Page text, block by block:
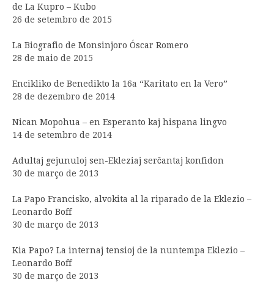
de La Kupro – Kubo
26 de setembro de 2015
La Biografio de Monsinjoro Óscar Romero
28 de maio de 2015
Encikliko de Benedikto la 16a “Karitato en la Vero”
28 de dezembro de 2014
Nican Mopohua – en Esperanto kaj hispana lingvo
14 de setembro de 2014
Adultaj gejunuloj sen-Ekleziaj serĉantaj konfidon
30 de março de 2013
La Papo Francisko, alvokita al la riparado de la Eklezio –
Leonardo Boff
30 de março de 2013
Kia Papo? La internaj tensioj de la nuntempa Eklezio –
Leonardo Boff
30 de março de 2013